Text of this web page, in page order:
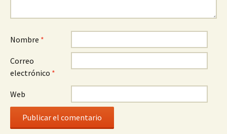
Nombre *
Correo
electrónico *
Web